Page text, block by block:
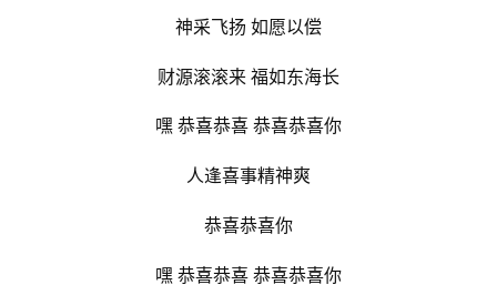
神采飞扬 如愿以偿
财源滚滚来 福如东海长
嘿 恭喜恭喜 恭喜恭喜你
人逢喜事精神爽
恭喜恭喜你
嘿 恭喜恭喜 恭喜恭喜你